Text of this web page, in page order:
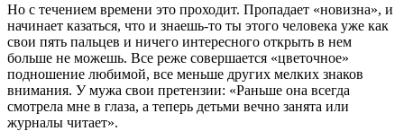
Но с течением времени это проходит. Пропадает «новизна», и
начинает казаться, что и знаешь-то ты этого человека уже как
свои пять пальцев и ничего интересного открыть в нем
больше не можешь. Все реже совершается «цветочное»
подношение любимой, все меньше других мелких знаков
внимания. У мужа свои претензии: «Раньше она всегда
смотрела мне в глаза, а теперь детьми вечно занята или
журналы читает».